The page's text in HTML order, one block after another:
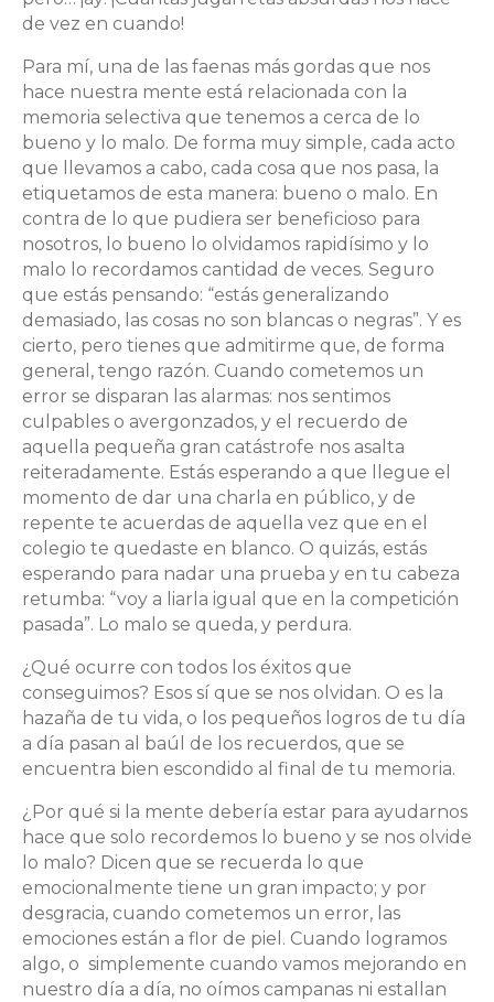
de vez en cuando!
Para mí, una de las faenas más gordas que nos
hace nuestra mente está relacionada con la
memoria selectiva que tenemos a cerca de lo
bueno y lo malo. De forma muy simple, cada acto
que llevamos a cabo, cada cosa que nos pasa, la
etiquetamos de esta manera: bueno o malo. En
contra de lo que pudiera ser beneficioso para
nosotros, lo bueno lo olvidamos rapidísimo y lo
malo lo recordamos cantidad de veces. Seguro
que estás pensando: “estás generalizando
demasiado, las cosas no son blancas o negras”. Y es
cierto, pero tienes que admitirme que, de forma
general, tengo razón. Cuando cometemos un
error se disparan las alarmas: nos sentimos
culpables o avergonzados, y el recuerdo de
aquella pequeña gran catástrofe nos asalta
reiteradamente. Estás esperando a que llegue el
momento de dar una charla en público, y de
repente te acuerdas de aquella vez que en el
colegio te quedaste en blanco. O quizás, estás
esperando para nadar una prueba y en tu cabeza
retumba: “voy a liarla igual que en la competición
pasada”. Lo malo se queda, y perdura.
¿Qué ocurre con todos los éxitos que
conseguimos? Esos sí que se nos olvidan. O es la
hazaña de tu vida, o los pequeños logros de tu día
a día pasan al baúl de los recuerdos, que se
encuentra bien escondido al final de tu memoria.
¿Por qué si la mente debería estar para ayudarnos
hace que solo recordemos lo bueno y se nos olvide
lo malo? Dicen que se recuerda lo que
emocionalmente tiene un gran impacto; y por
desgracia, cuando cometemos un error, las
emociones están a flor de piel. Cuando logramos
algo, o simplemente cuando vamos mejorando en
nuestro día a día, no oímos campanas ni estallan